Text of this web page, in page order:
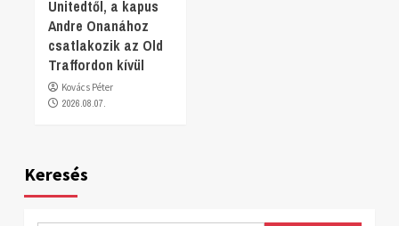
Unitedtől, a kapus
Andre Onanához
csatlakozik az Old
Traffordon kívül
Kovács Péter
2026.08.07.
Keresés